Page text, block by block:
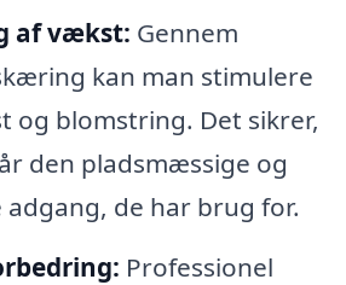
af vækst: Gennem
kan man stimulere
og blomstring. Det sikrer,
den pladsmæssige og
de har brug for.
Professionel